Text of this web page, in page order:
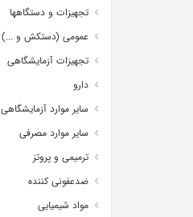
تجهیزات و دستگاهها
عمومی (دستکش و ...)
تجهیزات آزمایشگاهی
دارو
سایر موارد آزمایشگاهی
سایر موارد مصرفی
ترمیمی و پروتز
ضدعفونی کننده
مواد شیمیایی